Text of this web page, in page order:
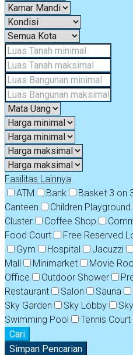
Fasilitas Lainnya
ATM
Bank Basket 3 on
Canteen
Children Playground
Cluster
Coffee Shop
Food Court
Free Reserved
Gym
Hospital Jacuzzi
Mall
Minimarket Movie
Office
Outdoor Shower
Restaurant
Salon Sauna
Sky Garden
Sky Lobby
Swimming Pool
Tennis Court
Cari
Simpan Pencarian